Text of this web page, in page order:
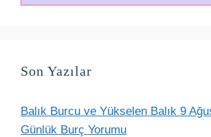
Son Yazılar
Balık Burcu ve Yükselen Balık 9
Günlük Burç Yorumu